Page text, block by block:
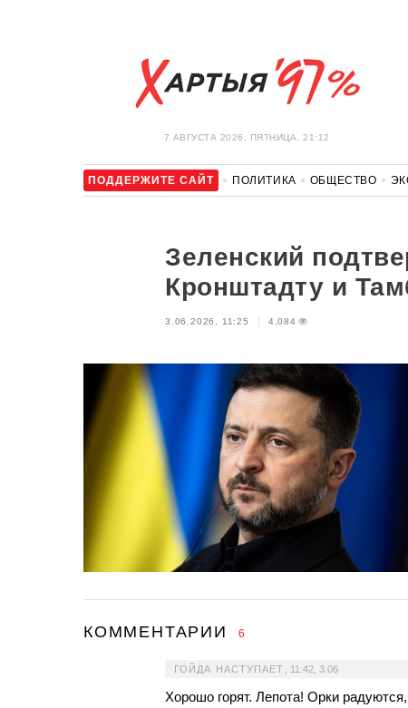
7 АВГУСТА 2026, ПЯТНИЦА, 21:12
ПОДДЕРЖИТЕ САЙТ ПОЛИТИКА ОБЩЕСТВО
Зеленский
Кронштадту и
3.06.2026, 11:25 4,084
КОММЕНТАРИИ 6
ГОЙДА НАСТУПАЕТ 11:42, 3.06
Хорошо горят. Лепота! Орки